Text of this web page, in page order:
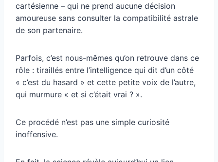
cartésienne – qui ne prend aucune décision
amoureuse sans consulter la compatibilité astrale
de son partenaire.
Parfois, c’est nous-mêmes qu’on retrouve dans ce
rôle : tiraillés entre l’intelligence qui dit d’un côté
« c’est du hasard » et cette petite voix de l’autre,
qui murmure « et si c’était vrai ? ».
Ce procédé n’est pas une simple curiosité
inoffensive.